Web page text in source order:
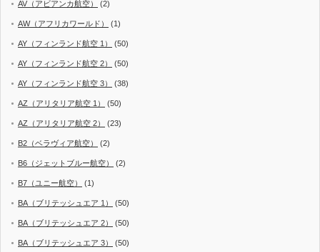
AV（アビアンカ航空） (2)
AW（アフリカワールド） (1)
AY（フィンランド航空 1） (50)
AY（フィンランド航空 2） (50)
AY（フィンランド航空 3） (38)
AZ（アリタリア航空 1） (50)
AZ（アリタリア航空 2） (23)
B2（ベラヴィア航空） (2)
B6（ジェットブルー航空） (2)
B7（ユニー航空） (1)
BA（ブリテッシュエア 1） (50)
BA（ブリテッシュエア 2） (50)
BA（ブリテッシュエア 3） (50)